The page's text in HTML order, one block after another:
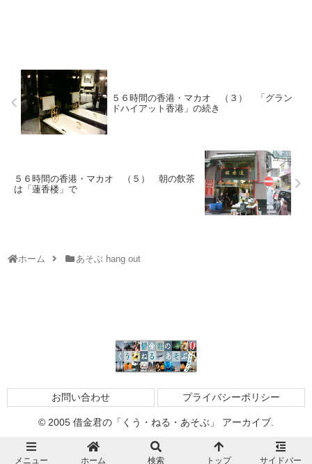
５６時間の香港・マカオ （３） 「グラン
ドハイアット香港」の続き
５６時間の香港・マカオ （５） 朝の飲茶
は「蓮香楼」で
ホーム あそぶ hang out
お問い合わせ プライバシーポリシー
© 2005 借金君の「くう・ねる・あそぶ」 アーカイブ.
メニュー ホーム 検索 トップ サイドバー